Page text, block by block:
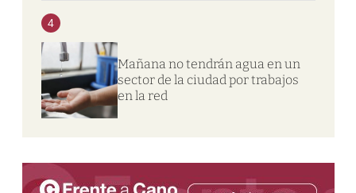
4
Mañana no tendrán agua en un
sector de la ciudad por trabajos
en la red